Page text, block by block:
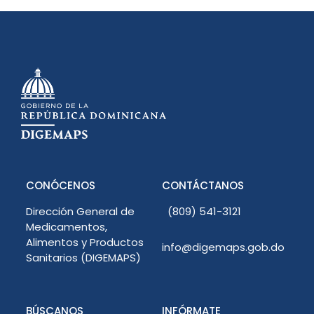
CONÓCENOS
Dirección General de
Medicamentos,
Alimentos y Productos
Sanitarios (DIGEMAPS)
CONTÁCTANOS
(809) 541-3121
info@digemaps.gob.do
BÚSCANOS INFÓRMATE